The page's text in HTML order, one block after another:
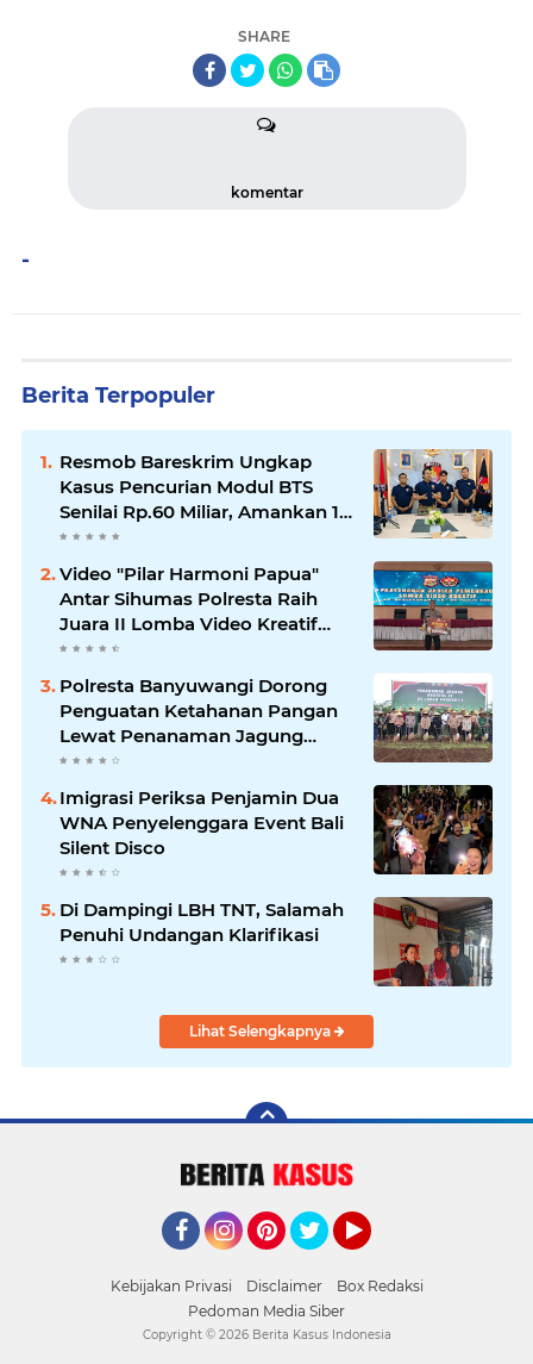
SHARE
komentar
-
Berita Terpopuler
Resmob Bareskrim Ungkap
Kasus Pencurian Modul BTS
Senilai Rp.60 Miliar, Amankan 12
Tersangka
Video "Pilar Harmoni Papua"
Antar Sihumas Polresta Raih
Juara II Lomba Video Kreatif
Hari Bhayangkara ke-80
Polresta Banyuwangi Dorong
Penguatan Ketahanan Pangan
Lewat Penanaman Jagung
Kuartal IV 2025
Imigrasi Periksa Penjamin Dua
WNA Penyelenggara Event Bali
Silent Disco
Di Dampingi LBH TNT, Salamah
Penuhi Undangan Klarifikasi
Lihat Selengkapnya
Kebijakan Privasi Disclaimer
Box Redaksi
Pedoman Media Siber
Copyright © 2026 Berita Kasus Indonesia